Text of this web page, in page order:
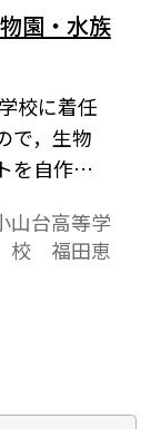
園・水族
校に着任
で，生物
を自作し
驚いた。
しかなか
こでは，
山台高等学
校 福田恵